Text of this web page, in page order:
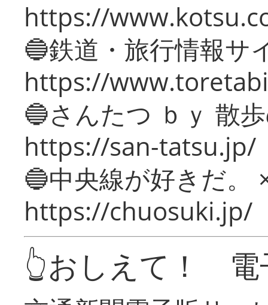
https://
🔵鉄道・旅行情報サ
https://
🔵さんたつ ｂｙ 散
https://san-tatsu.jp/
🔵中央線が好きだ。
https://chuosuki.jp/
👆おしえて！ 電